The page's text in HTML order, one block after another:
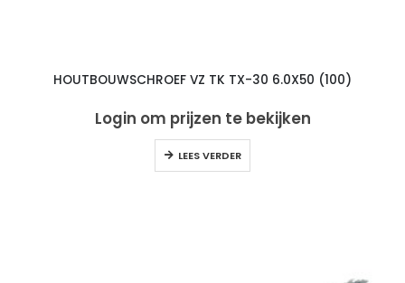
HOUTBOUWSCHROEF VZ TK TX-30 6.0X50 (100)
Login om prijzen te bekijken
LEES VERDER